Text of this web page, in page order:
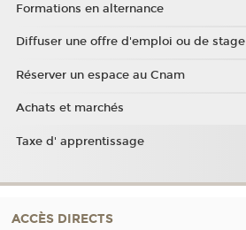
Formations en alternance
Diffuser une offre d'emploi ou de stage
Réserver un espace au Cnam
Achats et marchés
Taxe d' apprentissage
ACCÈS DIRECTS